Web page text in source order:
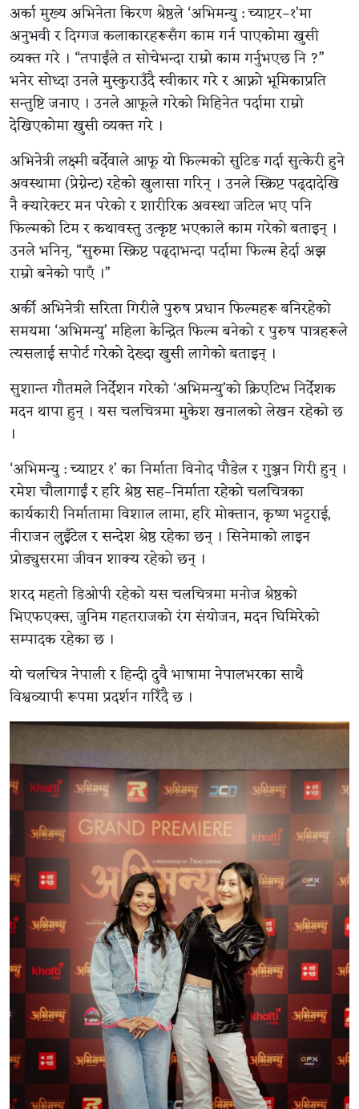
अर्का मुख्य अभिनेता किरण श्रेष्ठले ‘अभिमन्यु : च्याप्टर–१’मा
अनुभवी र दिग्गज कलाकारहरूसँग काम गर्न पाएकोमा खुसी
व्यक्त गरे । “तपाईंले त सोचेभन्दा राम्रो काम गर्नुभएछ नि ?”
भनेर सोध्दा उनले मुस्कुराउँदै स्वीकार गरे र आफ्नो भूमिकाप्रति
सन्तुष्टि जनाए । उनले आफूले गरेको मिहिनेत पर्दामा राम्रो
देखिएकोमा खुसी व्यक्त गरे ।
अभिनेत्री लक्ष्मी बर्देवाले आफू यो फिल्मको सुटिङ गर्दा सुत्केरी हुने
अवस्थामा (प्रेग्नेन्ट) रहेको खुलासा गरिन् । उनले स्क्रिप्ट पढ्दादेखि
नै क्यारेक्टर मन परेको र शारीरिक अवस्था जटिल भए पनि
फिल्मको टिम र कथावस्तु उत्कृष्ट भएकाले काम गरेको बताइन् ।
उनले भनिन्, “सुरुमा स्क्रिप्ट पढ्दाभन्दा पर्दामा फिल्म हेर्दा अझ
राम्रो बनेको पाएँ ।”
अर्की अभिनेत्री सरिता गिरीले पुरुष प्रधान फिल्महरू बनिरहेको
समयमा ‘अभिमन्यु’ महिला केन्द्रित फिल्म बनेको र पुरुष पात्रहरूले
त्यसलाई सपोर्ट गरेको देख्दा खुसी लागेको बताइन् ।
सुशान्त गौतमले निर्देशन गरेको ‘अभिमन्यु’को क्रिएटिभ निर्देशक
मदन थापा हुन् । यस चलचित्रमा मुकेश खनालको लेखन रहेको छ
।
‘अभिमन्यु : च्याप्टर १’ का निर्माता विनोद पौडेल र गुञ्जन गिरी हुन् ।
रमेश चौलागाईं र हरि श्रेष्ठ सह–निर्माता रहेको चलचित्रका
कार्यकारी निर्मातामा विशाल लामा, हरि मोक्तान, कृष्ण भट्टराई,
नीराजन लुइँटेल र सन्देश श्रेष्ठ रहेका छन् । सिनेमाको लाइन
प्रोड्युसरमा जीवन शाक्य रहेको छन् ।
शरद महतो डिओपी रहेको यस चलचित्रमा मनोज श्रेष्ठको
भिएफएक्स, जुनिम गहतराजको रंग संयोजन, मदन घिमिरेको
सम्पादक रहेका छ ।
यो चलचित्र नेपाली र हिन्दी दुवै भाषामा नेपालभरका साथै
विश्वव्यापी रूपमा प्रदर्शन गरिँदै छ ।